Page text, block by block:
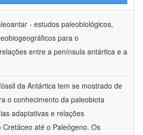
- estudos paleobiológicos,
para o
entre a península antártica e a
da Antártica tem se mostrado de
o conhecimento da paleobiota
adaptativas e relações
até o Paleógeno. Os